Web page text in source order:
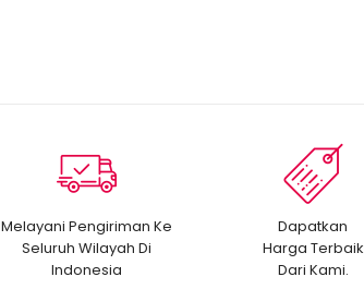
Melayani Pengiriman Ke
Seluruh Wilayah Di
Indonesia
Dapatkan
Harga Terbaik
Dari Kami.